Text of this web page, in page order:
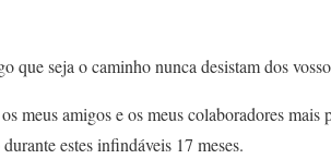
seja o caminho nunca desistam dos
meus amigos e os meus colaboradores
estes infindáveis 17 meses.